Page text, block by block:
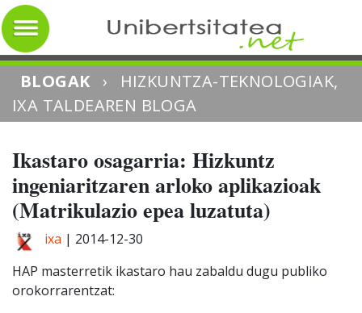
BLOGAK ›
HIZKUNTZA-TEKNOLOGIAK,
IXA TALDEAREN BLOGA
Ikastaro osagarria: Hizkuntz
ingeniaritzaren arloko aplikazioak
(Matrikulazio epea luzatuta)
ixa | 2014-12-30
HAP masterretik ikastaro hau zabaldu dugu publiko
orokorrarentzat: